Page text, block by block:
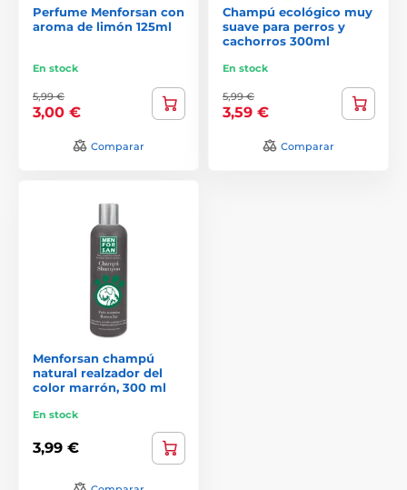
Perfume Menforsan con
aroma de limón 125ml
En stock
5,99 €
3,00 €
Comparar
Champú ecológico muy
suave para perros y
cachorros 300ml
En stock
5,99 €
3,59 €
Comparar
Menforsan champú
natural realzador del
color marrón, 300 ml
En stock
3,99 €